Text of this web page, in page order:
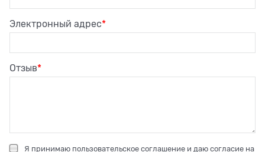
Электронный адрес
Отзыв
Я принимаю пользовательское соглашение и даю согласие на